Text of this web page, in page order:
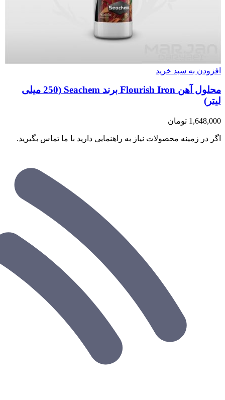
افزودن به سبد خرید
محلول آهن Flourish Iron برند Seachem (250 میلی
لیتر)
1,648,000 تومان
اگر در زمینه محصولات نیاز به راهنمایی دارید با ما تماس بگیرید.